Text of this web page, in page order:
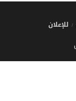
للإعلان